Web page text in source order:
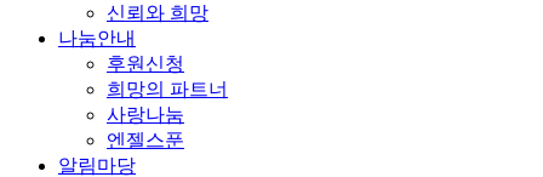
신뢰와 희망
나눔안내
후원신청
희망의 파트너
사랑나눔
엔젤스푼
알림마당